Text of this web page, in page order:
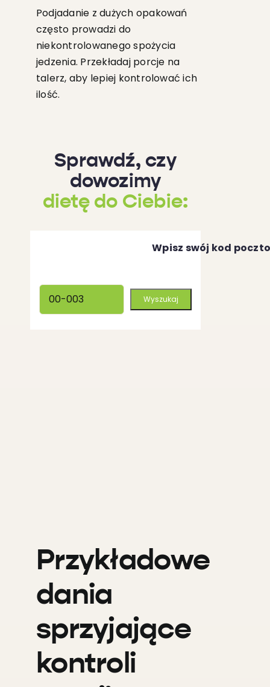
Podjadanie z dużych opakowań
często prowadzi do
niekontrolowanego spożycia
jedzenia. Przekładaj porcje na
talerz, aby lepiej kontrolować ich
ilość.
Sprawdź, czy
dowozimy
dietę do Ciebie:
Wpisz swój kod
Przykładowe
dania
sprzyjające
kontroli